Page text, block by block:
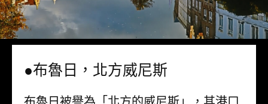
●布魯日，北方威尼斯